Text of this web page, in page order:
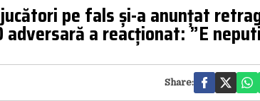
pe fals și-a anunțat
a reacționat: ”E
Share: